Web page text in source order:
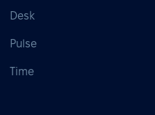
Desk
Pulse
Time